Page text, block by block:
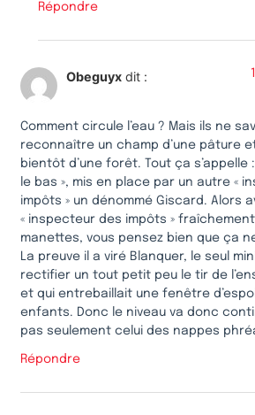
Répondre
Obeguyx dit :
Comment circule l’eau ? Mais ils ne
reconnaître un champ d’une pâture
bientôt d’une forêt. Tout ça s’appelle
le bas », mis en place par un autre «
impôts » un dénommé Giscard. Alors
« inspecteur des impôts »
manettes, vous pensez bien que ça
La preuve il a viré Blanquer, le seul
rectifier un tout petit peu le tir de
et qui entrebaillait une fenêtre
enfants. Donc le niveau va donc
pas seulement celui des nappes
Répondre